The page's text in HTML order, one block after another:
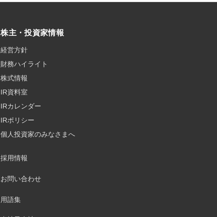
株主・投資家情報
経営方針
財務ハイライト
株式情報
IR資料室
IRカレンダー
IRポリシー
個人投資家のみなさまへ
採用情報
お問い合わせ
用語集